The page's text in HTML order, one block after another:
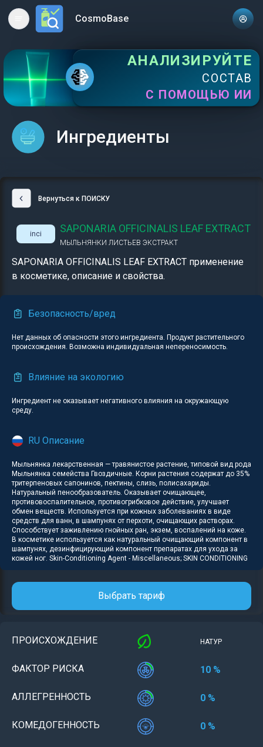
Open main menuCosmoBase
АНАЛИЗИРУЙТЕ
СОСТАВ
С ПОМОЩЬЮ ИИ
Ингредиенты
Вернуться к ПОИСКУ
inci SAPONARIA OFFICINALIS LEAF EXTRACT
МЫЛЬНЯНКИ ЛИСТЬЕВ ЭКСТРАКТ
SAPONARIA OFFICINALIS LEAF EXTRACT применение
в косметике, описание и свойства.
Безопасность/вред
Нет данных об опасности этого ингредиента. Продукт растительного
происхождения. Возможна индивидуальная непереносимость.
Влияние на экологию
Ингредиент не оказывает негативного влияния на окружающую
среду.
RU Описание
Мыльнянка лекарственная — травянистое растение, типовой вид рода
Мыльнянка семейства Гвоздичные. Корни растения содержат до 35%
тритерпеновых сапонинов, пектины, слизь, полисахариды.
Натуральный пенообразователь. Оказывает очищающее,
противовоспалительное, противогрибковое действие, улучшает
обмен веществ. Используется при кожных заболеваниях в виде
средств для ванн, в шампунях от перхоти, очищающих растворах.
Способствует заживлению гнойных ран, экзем, воспалений на коже.
В косметике используется как натуральный очищающий компонент в
шампунях, дезинфицирующий компонент препаратах для ухода за
кожей ног. Skin-Conditioning Agent - Miscellaneous; SKIN CONDITIONING
Выбрать тариф
ПРОИСХОЖДЕНИЕ НАТУР
ФАКТОР РИСКА 10 %
АЛЛЕГРЕННОСТЬ 0 %
КОМЕДОГЕННОСТЬ 0 %